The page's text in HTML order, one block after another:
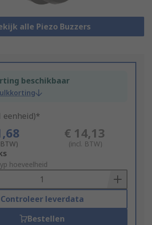
alle Piezo Buzzers
beschikbaar
eenheid)*
€ 14,13
(incl. BTW)
hoeveelheid
Controleer leverdata
Bestellen